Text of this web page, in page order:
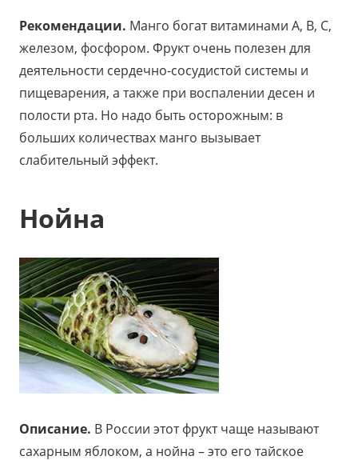
Рекомендации. Манго богат витаминами A, B, C,
железом, фосфором. Фрукт очень полезен для
деятельности сердечно-сосудистой системы и
пищеварения, а также при воспалении десен и
полости рта. Но надо быть осторожным: в
больших количествах манго вызывает
слабительный эффект.
Нойна
Описание. В России этот фрукт чаще называют
сахарным яблоком, а нойна – это его тайское